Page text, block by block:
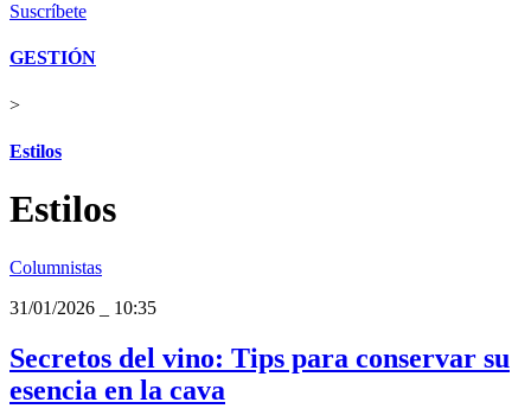
Suscríbete
GESTIÓN
>
Estilos
Estilos
Columnistas
31/01/2026
10:35
Secretos del vino: Tips para conservar su
esencia en la cava